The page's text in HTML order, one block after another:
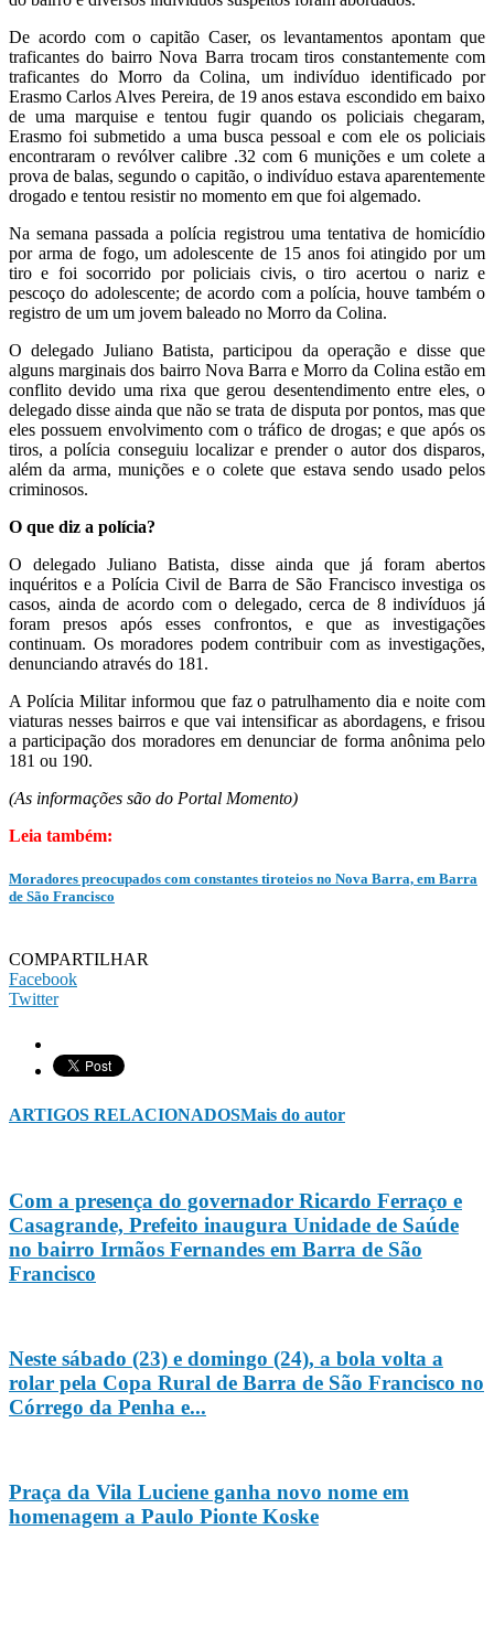
De acordo com o capitão Caser, os levantamentos apontam que
traficantes do bairro Nova Barra trocam tiros constantemente com
traficantes do Morro da Colina, um indivíduo identificado por
Erasmo Carlos Alves Pereira, de 19 anos estava escondido em baixo
de uma marquise e tentou fugir quando os policiais chegaram,
Erasmo foi submetido a uma busca pessoal e com ele os policiais
encontraram o revólver calibre .32 com 6 munições e um colete a
prova de balas, segundo o capitão, o indivíduo estava aparentemente
drogado e tentou resistir no momento em que foi algemado.
Na semana passada a polícia registrou uma tentativa de homicídio
por arma de fogo, um adolescente de 15 anos foi atingido por um
tiro e foi socorrido por policiais civis, o tiro acertou o nariz e
pescoço do adolescente; de acordo com a polícia, houve também o
registro de um um jovem baleado no Morro da Colina.
O delegado Juliano Batista, participou da operação e disse que
alguns marginais dos bairro Nova Barra e Morro da Colina estão em
conflito devido uma rixa que gerou desentendimento entre eles, o
delegado disse ainda que não se trata de disputa por pontos, mas que
eles possuem envolvimento com o tráfico de drogas; e que após os
tiros, a polícia conseguiu localizar e prender o autor dos disparos,
além da arma, munições e o colete que estava sendo usado pelos
criminosos.
O que diz a polícia?
O delegado Juliano Batista, disse ainda que já foram abertos
inquéritos e a Polícia Civil de Barra de São Francisco investiga os
casos, ainda de acordo com o delegado, cerca de 8 indivíduos já
foram presos após esses confrontos, e que as investigações
continuam. Os moradores podem contribuir com as investigações,
denunciando através do 181.
A Polícia Militar informou que faz o patrulhamento dia e noite com
viaturas nesses bairros e que vai intensificar as abordagens, e frisou
a participação dos moradores em denunciar de forma anônima pelo
181 ou 190.
(As informações são do Portal Momento)
Leia também:
Moradores preocupados com constantes tiroteios no Nova Barra, em Barra
de São Francisco
COMPARTILHAR
Facebook
Twitter
ARTIGOS RELACIONADOSMais do autor
Com a presença do governador Ricardo Ferraço e
Casagrande, Prefeito inaugura Unidade de Saúde
no bairro Irmãos Fernandes em Barra de São
Francisco
Neste sábado (23) e domingo (24), a bola volta a
rolar pela Copa Rural de Barra de São Francisco no
Córrego da Penha e...
Praça da Vila Luciene ganha novo nome em
homenagem a Paulo Pionte Koske